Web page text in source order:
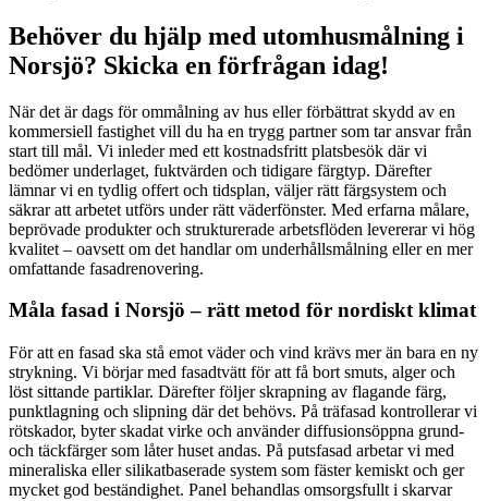
Behöver du hjälp med utomhusmålning i
Norsjö? Skicka en förfrågan idag!
När det är dags för ommålning av hus eller förbättrat skydd av en
kommersiell fastighet vill du ha en trygg partner som tar ansvar från
start till mål. Vi inleder med ett kostnadsfritt platsbesök där vi
bedömer underlaget, fuktvärden och tidigare färgtyp. Därefter
lämnar vi en tydlig offert och tidsplan, väljer rätt färgsystem och
säkrar att arbetet utförs under rätt väderfönster. Med erfarna målare,
beprövade produkter och strukturerade arbetsflöden levererar vi hög
kvalitet – oavsett om det handlar om underhållsmålning eller en mer
omfattande fasadrenovering.
Måla fasad i Norsjö – rätt metod för nordiskt klimat
För att en fasad ska stå emot väder och vind krävs mer än bara en ny
strykning. Vi börjar med fasadtvätt för att få bort smuts, alger och
löst sittande partiklar. Därefter följer skrapning av flagande färg,
punktlagning och slipning där det behövs. På träfasad kontrollerar vi
rötskador, byter skadat virke och använder diffusionsöppna grund-
och täckfärger som låter huset andas. På putsfasad arbetar vi med
mineraliska eller silikatbaserade system som fäster kemiskt och ger
mycket god beständighet. Panel behandlas omsorgsfullt i skarvar